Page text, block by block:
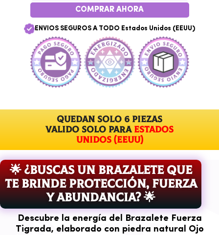
COMPRAR AHORA
ENVIOS SEGUROS A TODO Estados Unidos (EEUU)
QUEDAN solo 6 piezas
VALIDO SOLO PARAEstados
Unidos (EEUU)
🌟 ¿BUSCAS UN BRAZALETE QUE
TE BRINDE PROTECCIÓN, FUERZA
Y ABUNDANCIA? 🌟
Descubre la energía del Brazalete Fuerza
Tigrada, elaborado con piedra natural Ojo